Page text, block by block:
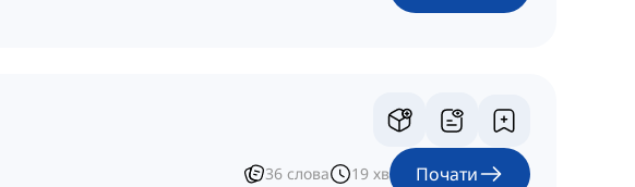
36 слова 19 хв Почати